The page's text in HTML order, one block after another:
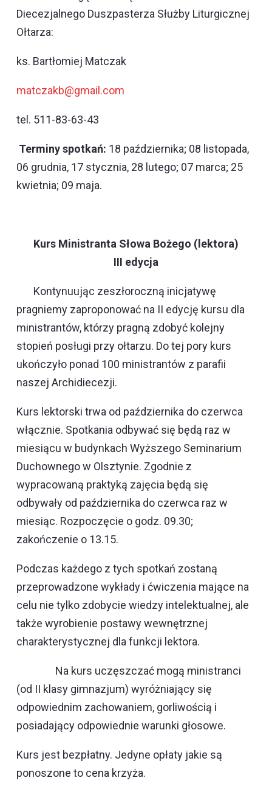
Diecezjalnego Duszpasterza Służby Liturgicznej
Ołtarza:
ks. Bartłomiej Matczak
matczakb@gmail.com
tel. 511-83-63-43
Terminy spotkań: 18 października; 08 listopada,
06 grudnia, 17 stycznia, 28 lutego; 07 marca; 25
kwietnia; 09 maja.
Kurs Ministranta Słowa Bożego (lektora)
III edycja
Kontynuując zeszłoroczną inicjatywę
pragniemy zaproponować na II edycję kursu dla
ministrantów, którzy pragną zdobyć kolejny
stopień posługi przy ołtarzu. Do tej pory kurs
ukończyło ponad 100 ministrantów z parafii
naszej Archidiecezji.
Kurs lektorski trwa od października do czerwca
włącznie. Spotkania odbywać się będą raz w
miesiącu w budynkach Wyższego Seminarium
Duchownego w Olsztynie. Zgodnie z
wypracowaną praktyką zajęcia będą się
odbywały od października do czerwca raz w
miesiąc. Rozpoczęcie o godz. 09.30;
zakończenie o 13.15.
Podczas każdego z tych spotkań zostaną
przeprowadzone wykłady i ćwiczenia mające na
celu nie tylko zdobycie wiedzy intelektualnej, ale
także wyrobienie postawy wewnętrznej
charakterystycznej dla funkcji lektora.
Na kurs uczęszczać mogą ministranci
(od II klasy gimnazjum) wyróżniający się
odpowiednim zachowaniem, gorliwością i
posiadający odpowiednie warunki głosowe.
Kurs jest bezpłatny. Jedyne opłaty jakie są
ponoszone to cena krzyża.